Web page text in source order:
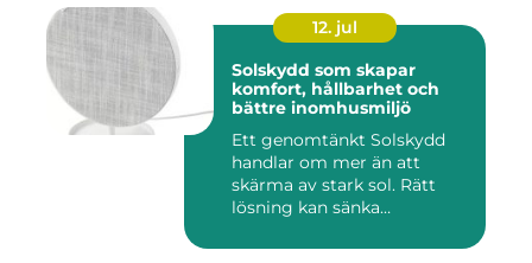
12. jul
Solskydd som skapar
komfort, hållbarhet och
bättre inomhusmiljö
Ett genomtänkt Solskydd
handlar om mer än att
skärma av stark sol. Rätt
lösning kan sänka